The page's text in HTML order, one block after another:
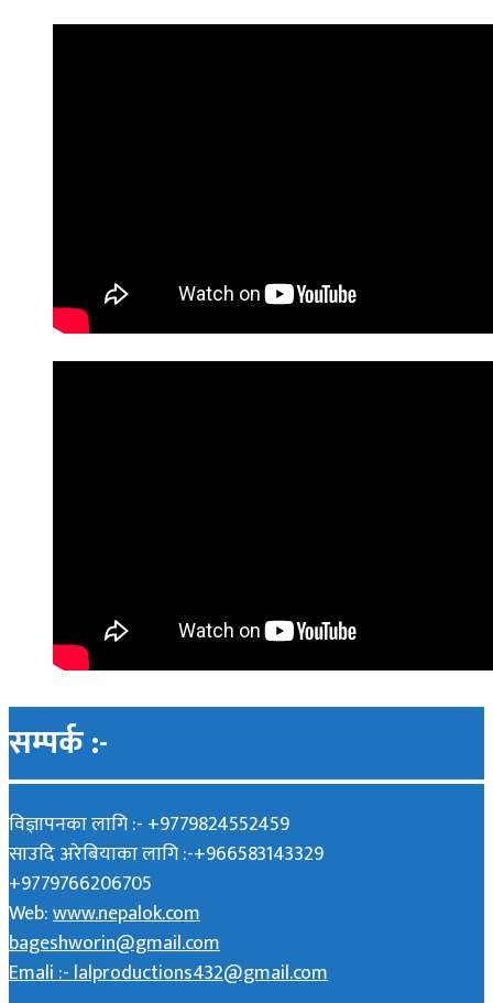
सम्पर्क :-
विज्ञापनका लागि :- +9779824552459
साउदि अरेबियाका लागि :-+966583143329
+9779766206705
Web:www.nepalok.com
bageshworin@gmail.com
Emali :- lalproductions432@gmail.com